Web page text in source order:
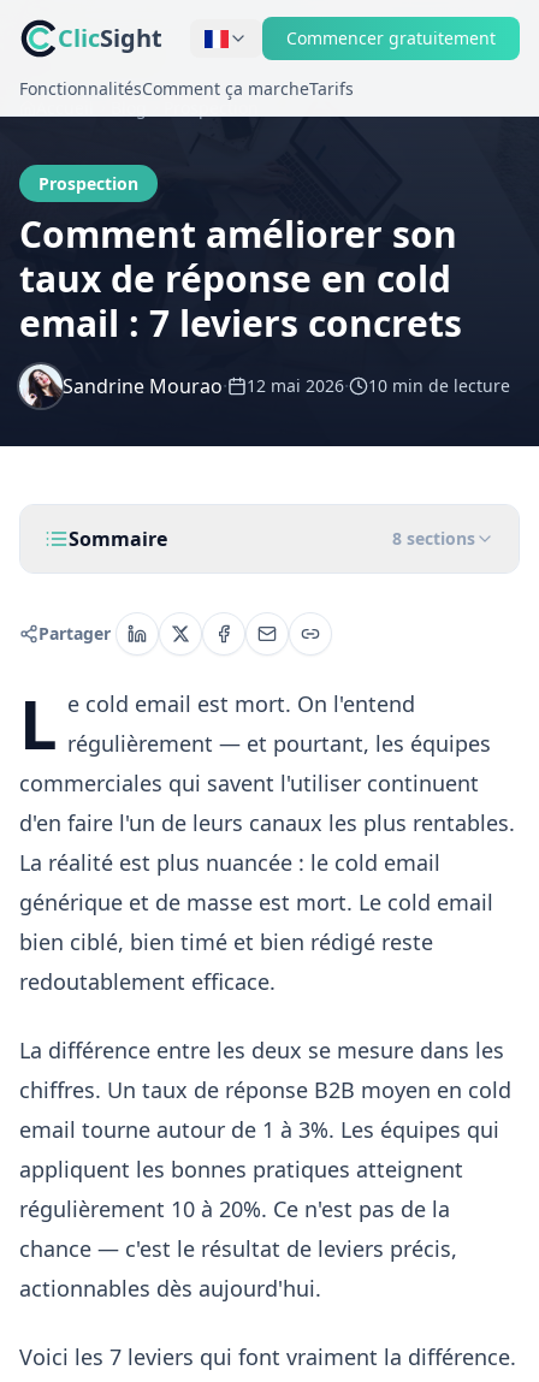
ClicSight Commencer gratuitement
FonctionnalitésComment ça marcheTarifs
Prospection
Prospection
Comment améliorer son
taux de réponse en cold
email : 7 leviers concrets
Sandrine Mourao· 12 mai 2026· 10 min de lecture
Sommaire 8 sections
Partager
L e cold email est mort. On l'entend
régulièrement — et pourtant, les équipes
commerciales qui savent l'utiliser continuent
d'en faire l'un de leurs canaux les plus rentables.
La réalité est plus nuancée : le cold email
générique et de masse est mort. Le cold email
bien ciblé, bien timé et bien rédigé reste
redoutablement efficace.
La différence entre les deux se mesure dans les
chiffres. Un taux de réponse B2B moyen en cold
email tourne autour de 1 à 3%. Les équipes qui
appliquent les bonnes pratiques atteignent
régulièrement 10 à 20%. Ce n'est pas de la
chance — c'est le résultat de leviers précis,
actionnables dès aujourd'hui.
Voici les 7 leviers qui font vraiment la différence.